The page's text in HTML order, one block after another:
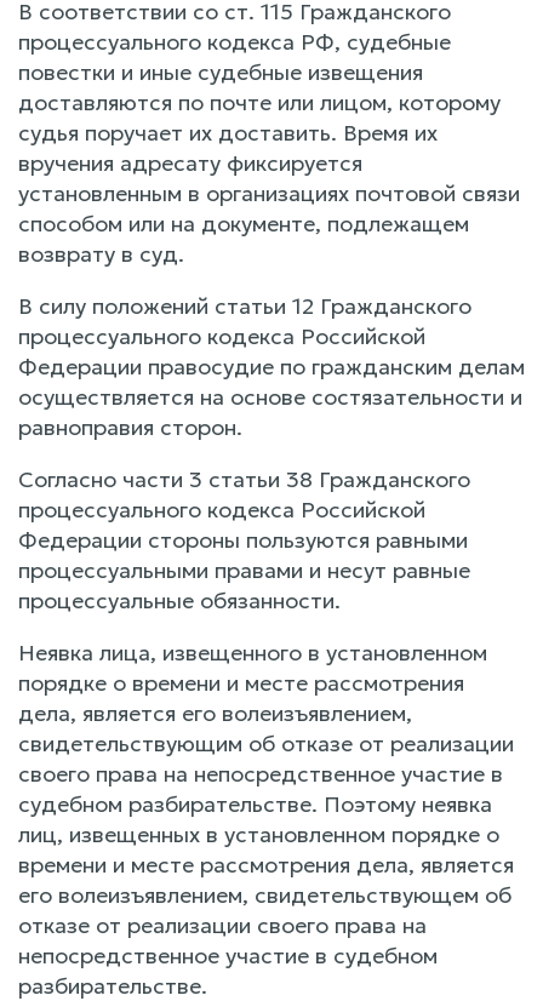
В соответствии со ст. 115 Гражданского
процессуального кодекса РФ, судебные
повестки и иные судебные извещения
доставляются по почте или лицом, которому
судья поручает их доставить. Время их
вручения адресату фиксируется
установленным в организациях почтовой связи
способом или на документе, подлежащем
возврату в суд.
В силу положений статьи 12 Гражданского
процессуального кодекса Российской
Федерации правосудие по гражданским делам
осуществляется на основе состязательности и
равноправия сторон.
Согласно части 3 статьи 38 Гражданского
процессуального кодекса Российской
Федерации стороны пользуются равными
процессуальными правами и несут равные
процессуальные обязанности.
Неявка лица, извещенного в установленном
порядке о времени и месте рассмотрения
дела, является его волеизъявлением,
свидетельствующим об отказе от реализации
своего права на непосредственное участие в
судебном разбирательстве. Поэтому неявка
лиц, извещенных в установленном порядке о
времени и месте рассмотрения дела, является
его волеизъявлением, свидетельствующем об
отказе от реализации своего права на
непосредственное участие в судебном
разбирательстве.